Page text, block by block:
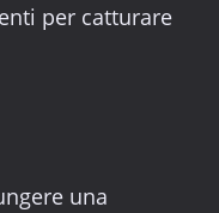
per catturare
una